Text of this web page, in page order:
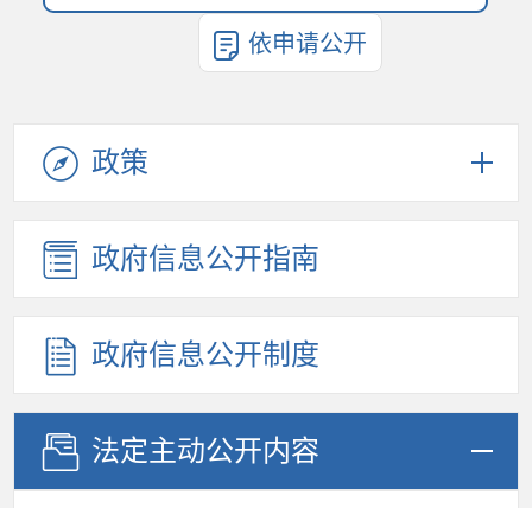
依申请公开
政策
政府信息公开指南
政府信息公开制度
法定主动公开内容